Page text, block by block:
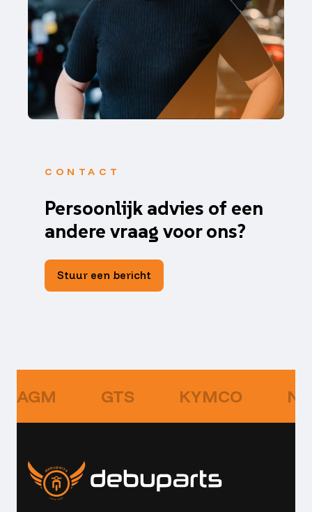
CONTACT
Persoonlijk advies of een
andere vraag voor ons?
Stuur een bericht
AGM GTS KYMCO